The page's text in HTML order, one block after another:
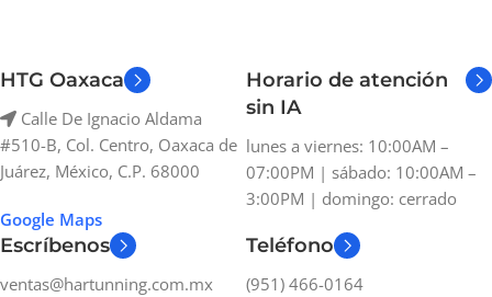
HTG Oaxaca
Calle De Ignacio Aldama
#510-B, Col. Centro, Oaxaca de
Juárez, México, C.P. 68000
Google Maps
Horario de atención
sin IA
lunes a viernes: 10:00AM –
07:00PM | sábado: 10:00AM –
3:00PM | domingo: cerrado
Escríbenos
ventas@hartunning.com.mx
Teléfono
(951) 466-0164